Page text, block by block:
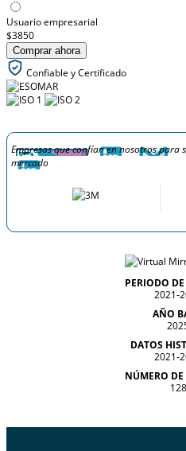
Usuario empresarial
$3850
Comprar ahora
Confiable y Certificado
Empresas que confían en nosotros para
mercado
PERIODO
2021-
AÑO
DATOS
2021-
NÚMERO
128